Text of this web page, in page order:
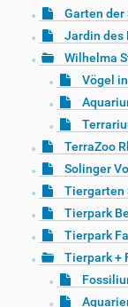
Garten der
Jardin des
Wilhelma
Vögel
TerraZoo
Solinger
Tiergarten
Tierpark
Tierpark
Tierpark +